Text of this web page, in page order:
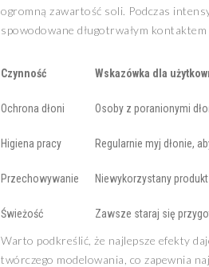
ogromną zawartość soli. Podczas
spowodowane długotrwałym kontaktem
Czynność Wskazówka dla
Ochrona dłoni Osoby z poranionymi
Higiena pracy Regularnie myj dłonie,
Przechowywanie Niewykorzystany
Świeżość Zawsze staraj się
Warto podkreślić, że najlepsze efekty
twórczego modelowania, co zapewnia